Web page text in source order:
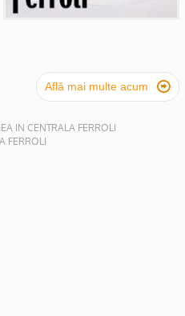
Află mai multe acum 
IN CENTRALA FERROLI
FERROLI